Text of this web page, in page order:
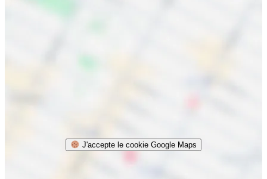
J'accepte le cookie Google Maps